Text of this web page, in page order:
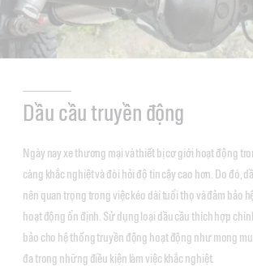
Dầu cầu truyền động
Ngày nay xe thương mại và thiết bị cơ giới hoạt động
càng khắc nghiệt và đòi hỏi độ tin cậy cao hơn. Do đó,
nên quan trọng trong việc kéo dài tuổi thọ và đảm bảo
hoạt động ổn định. Sử dụng loại dầu cầu thích hợp
bảo cho hệ thống truyền động hoạt động như mong
đa trong những điều kiện làm việc khắc nghiệt.